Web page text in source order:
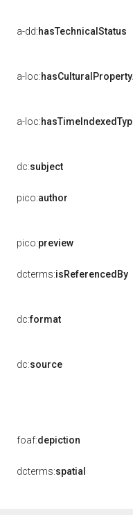
a-dd:hasTechnicalStatus
a-loc:
a-loc:
dc:subject
pico:author
pico:preview
dcterms:isReferencedBy
dc:format
dc:source
foaf:depiction
dcterms:spatial